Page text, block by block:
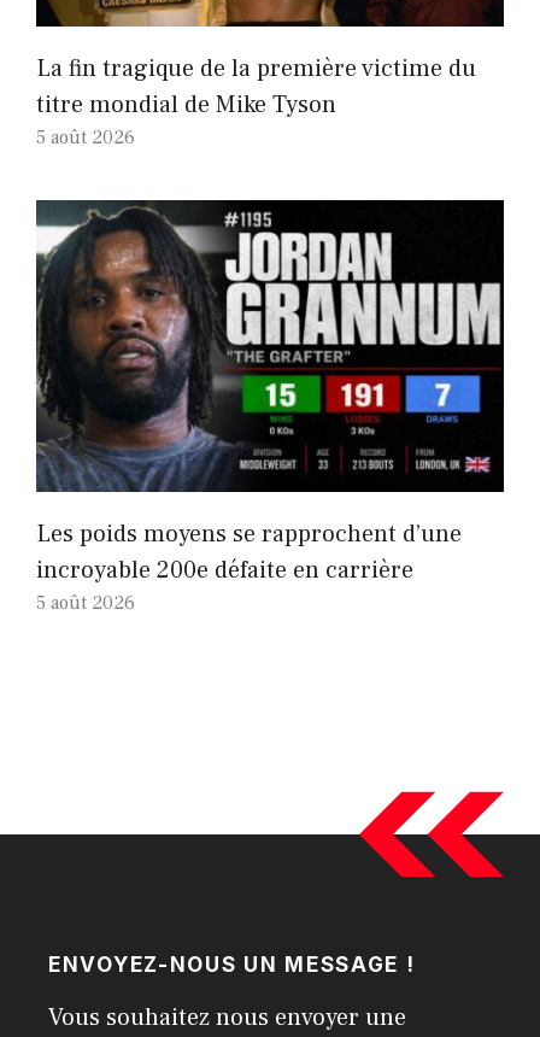
La fin tragique de la première victime du
titre mondial de Mike Tyson
5 août 2026
Les poids moyens se rapprochent d’une
incroyable 200e défaite en carrière
5 août 2026
ENVOYEZ-NOUS UN MESSAGE !
Vous souhaitez nous envoyer une